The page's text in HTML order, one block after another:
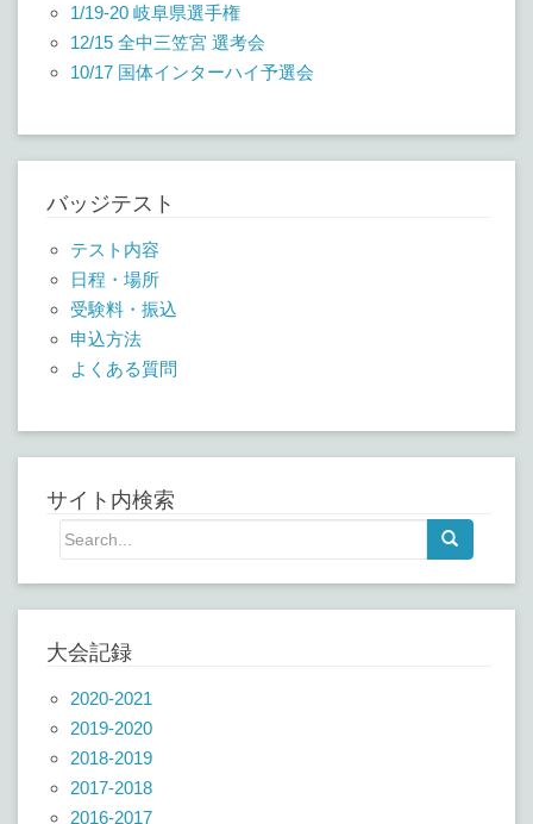
1/19-20 岐阜県選手権
12/15 全中三笠宮 選考会
10/17 国体インターハイ予選会
バッジテスト
テスト内容
日程・場所
受験料・振込
申込方法
よくある質問
サイト内検索
大会記録
2020-2021
2019-2020
2018-2019
2017-2018
2016-2017